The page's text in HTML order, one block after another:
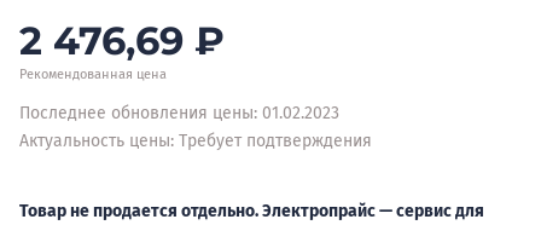
2 476,69 ₽
Рекомендованная цена
Последнее обновления цены: 01.02.2023
Актуальность цены: Требует подтверждения
Товар не продается отдельно. Электропрайс — сервис для